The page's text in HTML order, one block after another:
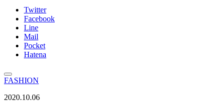
Twitter
Facebook
Line
Mail
Pocket
Hatena
FASHION
2020.10.06